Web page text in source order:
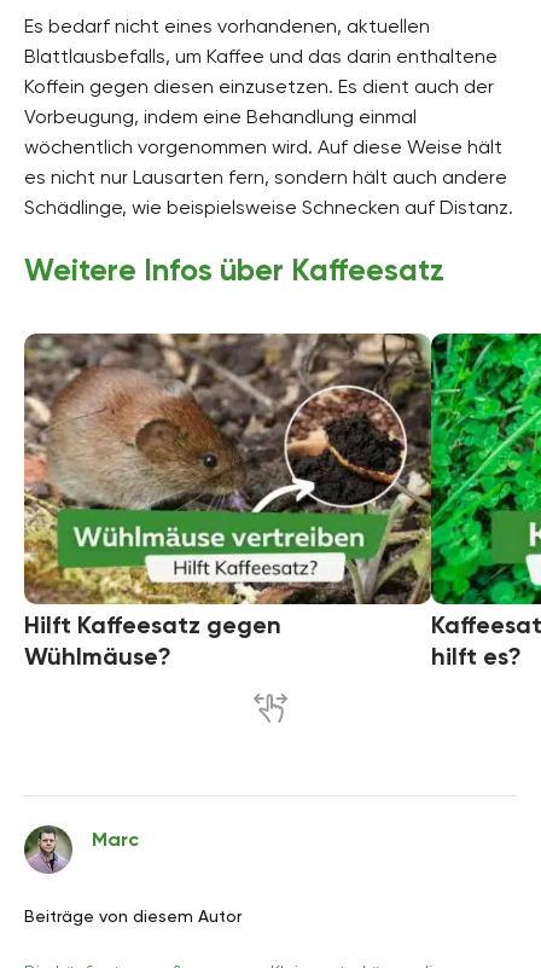
Es bedarf nicht eines vorhandenen, aktuellen
Blattlausbefalls, um Kaffee und das darin enthaltene
Koffein gegen diesen einzusetzen. Es dient auch der
Vorbeugung, indem eine Behandlung einmal
wöchentlich vorgenommen wird. Auf diese Weise hält
es nicht nur Lausarten fern, sondern hält auch andere
Schädlinge, wie beispielsweise Schnecken auf Distanz.
Weitere Infos über Kaffeesatz
Hilft Kaffeesatz gegen
Wühlmäuse?
hilft es?
Marc
Beiträge von diesem Autor